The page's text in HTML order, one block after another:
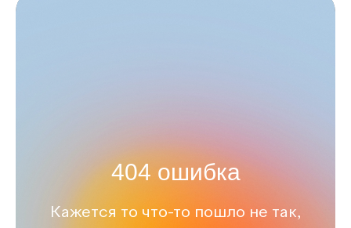
404 ошибка
Кажется то что-то пошло не так,